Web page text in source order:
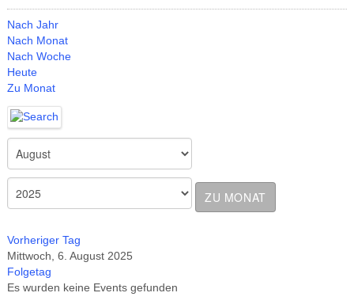
Nach Jahr
Nach Monat
Nach Woche
Heute
Zu Monat
ZU MONAT
Vorheriger Tag
Mittwoch, 6. August 2025
Folgetag
Es wurden keine Events gefunden